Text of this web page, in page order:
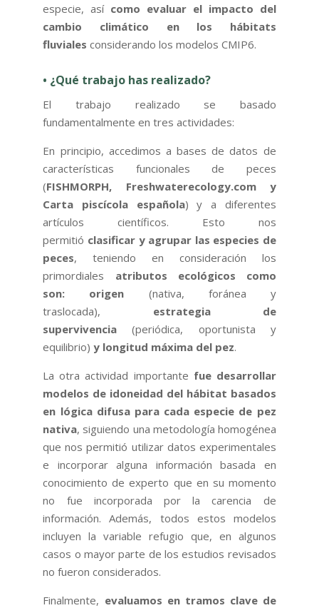
especie, así como evaluar el impacto del
cambio climático en los hábitats
fluviales considerando los modelos CMIP6.
• ¿Qué trabajo has realizado?
El trabajo realizado se basado
fundamentalmente en tres actividades:
En principio, accedimos a bases de datos de
características funcionales de peces
(FISHMORPH, Freshwaterecology.com y
Carta piscícola española) y a diferentes
artículos científicos. Esto nos
permitió clasificar y agrupar las especies de
peces, teniendo en consideración los
primordiales atributos ecológicos como
son: origen (nativa, foránea y
traslocada), estrategia de
supervivencia (periódica, oportunista y
equilibrio)y longitud máxima del pez.
La otra actividad importante fue desarrollar
modelos de idoneidad del hábitat basados
en lógica difusa para cada especie de pez
nativa, siguiendo una metodología homogénea
que nos permitió utilizar datos experimentales
e incorporar alguna información basada en
conocimiento de experto que en su momento
no fue incorporada por la carencia de
información. Además, todos estos modelos
incluyen la variable refugio que, en algunos
casos o mayor parte de los estudios revisados
no fueron considerados.
Finalmente, evaluamos en tramos clave de